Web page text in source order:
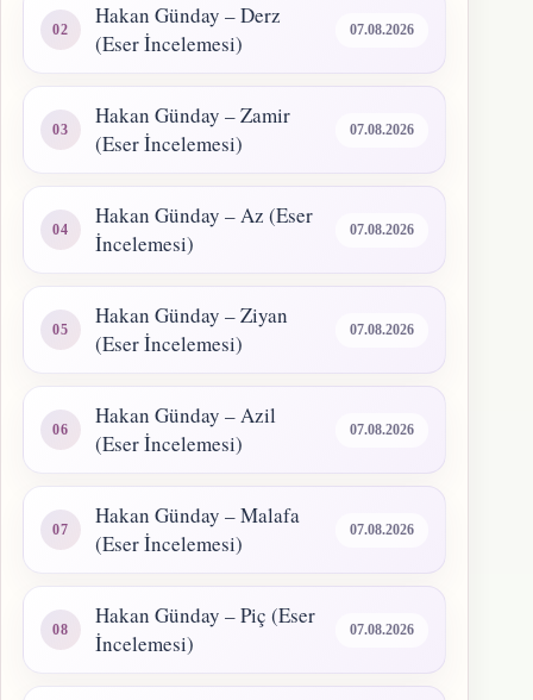
Hakan Günday – Derz
(Eser İncelemesi)
07.08.2026
Hakan Günday – Zamir
(Eser İncelemesi)
07.08.2026
Hakan Günday – Az (Eser
İncelemesi)
07.08.2026
Hakan Günday – Ziyan
(Eser İncelemesi)
07.08.2026
Hakan Günday – Azil
(Eser İncelemesi)
07.08.2026
Hakan Günday – Malafa
(Eser İncelemesi)
07.08.2026
Hakan Günday – Piç (Eser
İncelemesi)
07.08.2026